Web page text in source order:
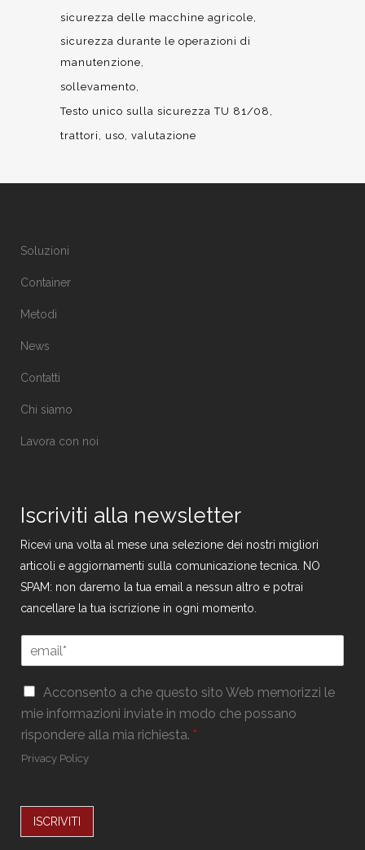
sicurezza delle macchine agricole
sicurezza durante le operazioni di
manutenzione
sollevamento
Testo unico sulla sicurezza TU 81/08
trattori
uso valutazione
Soluzioni
Container
Metodi
News
Contatti
Chi siamo
Lavora con noi
Iscriviti alla newsletter
Ricevi una volta al mese una selezione dei nostri migliori
articoli e aggiornamenti sulla comunicazione tecnica. NO
SPAM: non daremo la tua email a nessun altro e potrai
cancellare la tua iscrizione in ogni momento.
E
m
a
l
G
D
R
m
l
*
G
P
R
*
Acconsento a che questo sito Web memorizzi le
mie informazioni inviate in modo che possano
rispondere alla mia richiesta. *
Privacy Policy
ISCRIVITI